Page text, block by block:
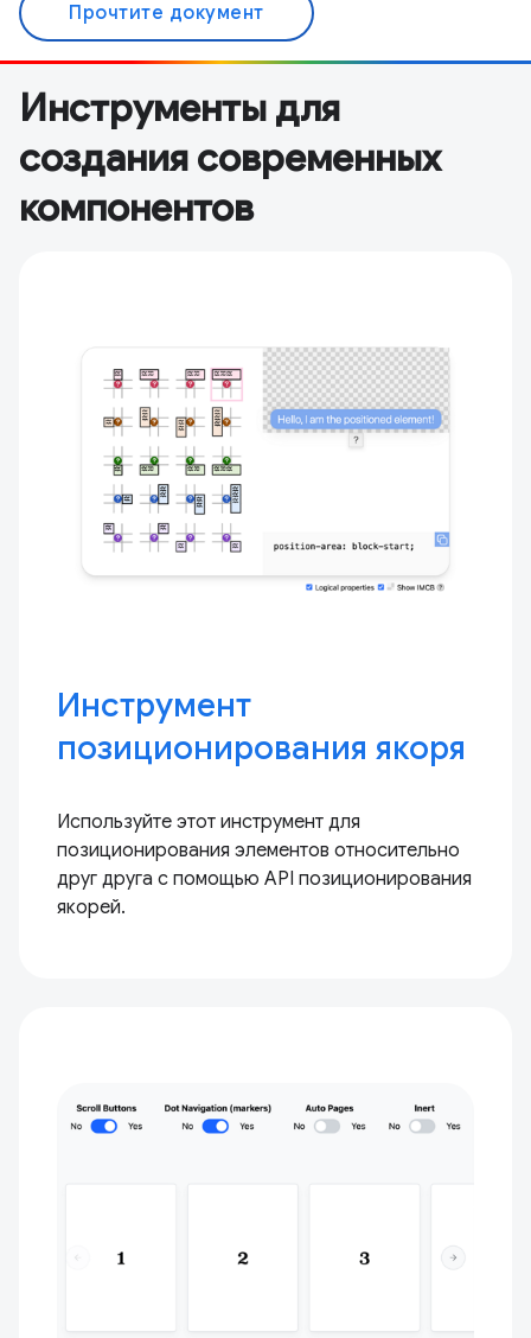
Прочтите документ
Инструменты для
создания современных
компонентов
Инструмент
позиционирования якоря
Используйте этот инструмент для
позиционирования элементов относительно
друг друга с помощью API позиционирования
якорей.